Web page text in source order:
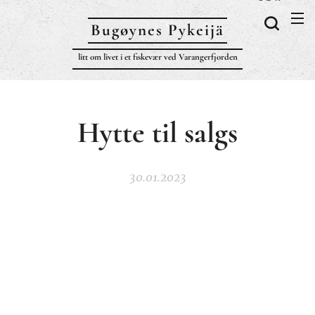
Bugøynes Pykeijä
litt om livet i et fiskevær ved Varangerfjorden
Hytte til salgs
30.01.2023